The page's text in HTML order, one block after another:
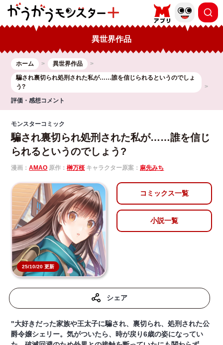
異世界作品
ホーム
異世界作品
騙され裏切られ処刑された私が……誰を信じられるというのでしょ
う?
評価・感想コメント
モンスターコミック
騙され裏切られ処刑された私が……誰を信じ
られるというのでしょう?
漫画：AMAO 原作：榊万桜キャラクター原案： 麻先みち
25/10/20 更新
コミックス一覧
小説一覧
シェア
"大好きだった家族や王太子に騙され、裏切られ、処刑された公
爵令嬢シェリー。気がついたら、時が戻り6歳の姿になってい